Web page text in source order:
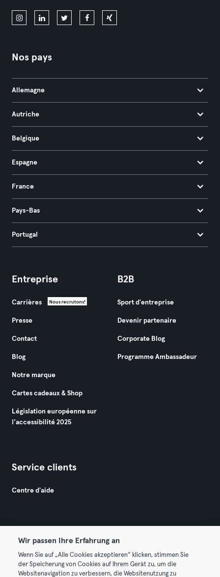
Nos pays
Allemagne
Autriche
Belgique
Espagne
France
Pays-Bas
Portugal
Entreprise
Carrières Nous recrutons!
Presse
Contact
Blog
Notre marque
Cartes cadeaux & Shop
Législation européenne sur
l’accessibilité 2025
B2B
Sport d'entreprise
Devenir partenaire
Corporate Blog
Programme Ambassadeur
Service clients
Centre d'aide
© 2026 Urban Sports Group GmbH. All rights reserved.
Conditions générales Politique de confidentialité
Wir passen Ihre Erfahrung an
Wenn Sie auf „Alle Cookies akzeptieren“ klicken, stimmen Sie
der Speicherung von Cookies auf Ihrem Gerät zu, um die
Websitenavigation zu verbessern, die Websitenutzung zu